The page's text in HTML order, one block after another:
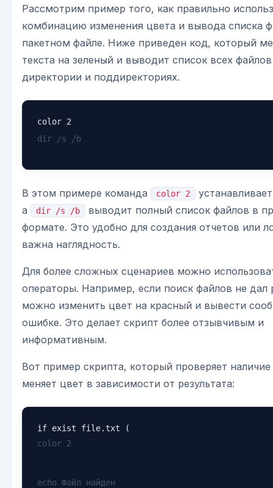
Рассмотрим пример того, как правильно
комбинацию изменения цвета и вывода списка
пакетном файле. Ниже приведен код, который
текста на зеленый и выводит список всех
директории и поддиректориях.
dir /s /b
В этом примере команда color 2
а
dir /s /b
выводит полный список файлов в
формате. Это удобно для создания отчетов или
важна наглядность.
Для более сложных сценариев можно
операторы. Например, если поиск файлов не дал
можно изменить цвет на красный и вывести
ошибке. Это делает скрипт более отзывчивым и
информативным.
Вот пример скрипта, который проверяет
меняет цвет в зависимости от результата:
color 2
echo Файл найден